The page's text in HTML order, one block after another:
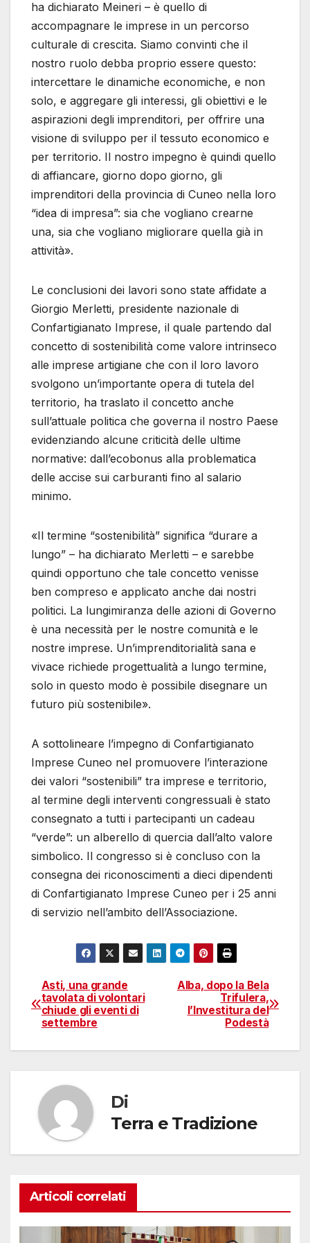
ha dichiarato Meineri – è quello di
accompagnare le imprese in un percorso
culturale di crescita. Siamo convinti che il
nostro ruolo debba proprio essere questo:
intercettare le dinamiche economiche, e non
solo, e aggregare gli interessi, gli obiettivi e le
aspirazioni degli imprenditori, per offrire una
visione di sviluppo per il tessuto economico e
per territorio. Il nostro impegno è quindi quello
di affiancare, giorno dopo giorno, gli
imprenditori della provincia di Cuneo nella loro
“idea di impresa”: sia che vogliano crearne
una, sia che vogliano migliorare quella già in
attività».
Le conclusioni dei lavori sono state affidate a
Giorgio Merletti, presidente nazionale di
Confartigianato Imprese, il quale partendo dal
concetto di sostenibilità come valore intrinseco
alle imprese artigiane che con il loro lavoro
svolgono un’importante opera di tutela del
territorio, ha traslato il concetto anche
sull’attuale politica che governa il nostro Paese
evidenziando alcune criticità delle ultime
normative: dall’ecobonus alla problematica
delle accise sui carburanti fino al salario
minimo.
«Il termine “sostenibilità” significa “durare a
lungo” – ha dichiarato Merletti – e sarebbe
quindi opportuno che tale concetto venisse
ben compreso e applicato anche dai nostri
politici. La lungimiranza delle azioni di Governo
è una necessità per le nostre comunità e le
nostre imprese. Un’imprenditorialità sana e
vivace richiede progettualità a lungo termine,
solo in questo modo è possibile disegnare un
futuro più sostenibile».
A sottolineare l’impegno di Confartigianato
Imprese Cuneo nel promuovere l’interazione
dei valori “sostenibili” tra imprese e territorio,
al termine degli interventi congressuali è stato
consegnato a tutti i partecipanti un cadeau
“verde”: un alberello di quercia dall’alto valore
simbolico. Il congresso si è concluso con la
consegna dei riconoscimenti a dieci dipendenti
di Confartigianato Imprese Cuneo per i 25 anni
di servizio nell’ambito dell’Associazione.
Navigazione
articoli
Alba, dopo la Bela
Trifulera,
l’Investitura del
Podestà
Asti, una grande
tavolata di volontari
chiude gli eventi di
settembre
Di
Terra e Tradizione
Articoli correlati